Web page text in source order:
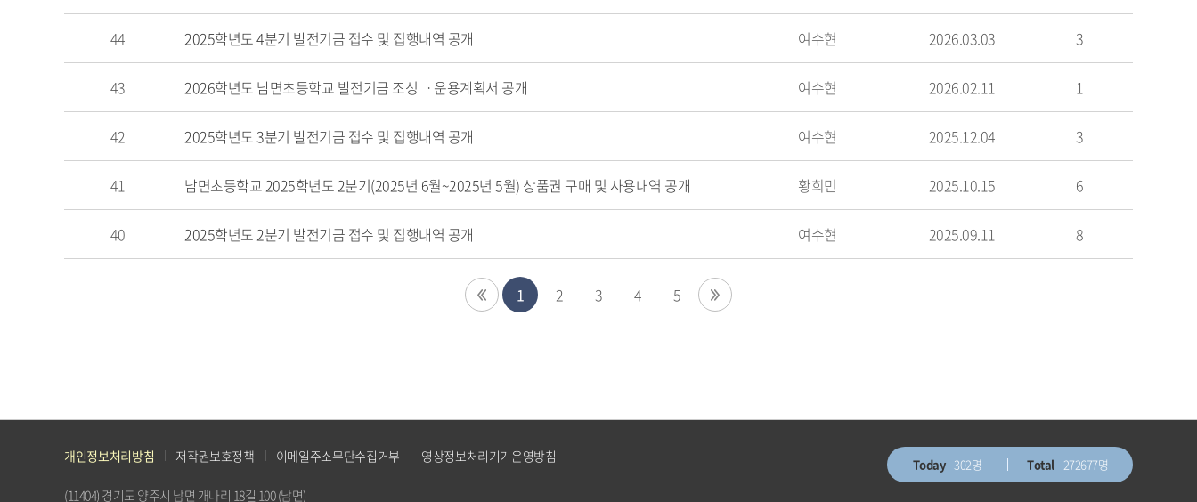
성
등
수
보
44 2025학년도 4분기 발전기금 접수 및 집행내역 공개 여수현 2026.03.03 3
43 2026학년도 남면초등학교 발전기금 조성 ㆍ운용계획서 공개 여수현 2026.02.11 1
42 2025학년도 3분기 발전기금 접수 및 집행내역 공개 여수현 2025.12.04 3
41 남면초등학교 2025학년도 2분기(2025년 6월~2025년 5월) 상품권 구매 및 사용내역 공개 황희민 2025.10.15 6
40 2025학년도 2분기 발전기금 접수 및 집행내역 공개 여수현 2025.09.11 8
1 2 3 4 5
개인정보처리방침 저작권보호정책 이메일주소무단수집거부 영상정보처리기기운영방침
(11404) 경기도 양주시 남면 개나리 18길 100 (남면)
Today 302명 Total 272677명